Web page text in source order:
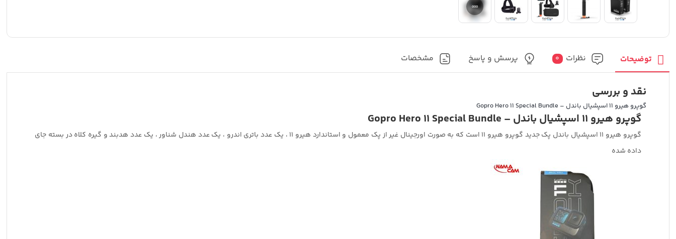
توضیحات نظرات 0 پرسش و پاسخ مشخصات
نقد و بررسی
گوپرو هیرو 11 اسپشیال باندل – Gopro Hero 11 Special Bundle
گوپرو هیرو 11 اسپشیال باندل – Gopro Hero 11 Special Bundle
گوپرو هیرو 11 اسپشیال باندل پک جدید گوپرو هیرو 11 است که به صورت اورجینال غیر از پک معمول و استاندارد هیرو 11 ، یک عدد باتری اندرو ، یک عدد هندل شناور ، یک عدد هدبند و گیره کلاه در بسته جای
داده شده